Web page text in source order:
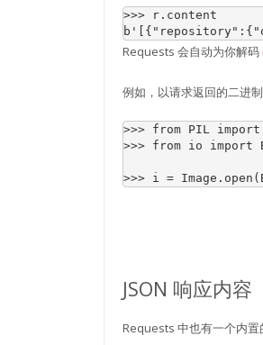
>>> r . content
Requests 会自动为你解码
例如，以请求返回的二进
>>> from PIL import
>>> from io import
>>> i = Image . open (
JSON 响应内容
Requests 中也有一个内置